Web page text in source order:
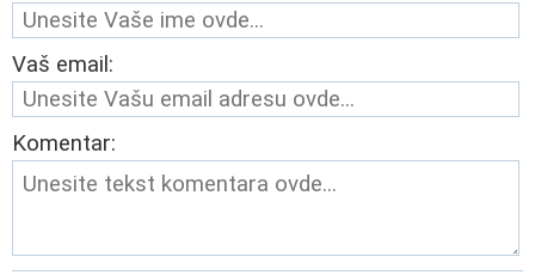
Vaš email:
Komentar: